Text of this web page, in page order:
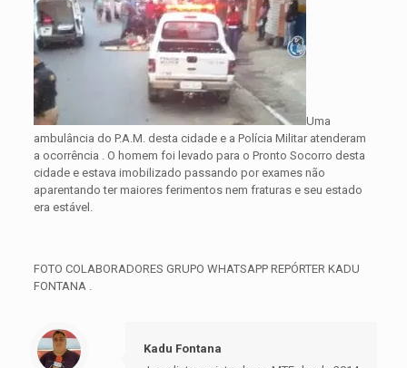
Uma
ambulância do P.A.M. desta cidade e a Polícia Militar atenderam
a ocorrência . O homem foi levado para o Pronto Socorro desta
cidade e estava imobilizado passando por exames não
aparentando ter maiores ferimentos nem fraturas e seu estado
era estável.
FOTO COLABORADORES GRUPO WHATSAPP REPÓRTER KADU
FONTANA .
Kadu Fontana